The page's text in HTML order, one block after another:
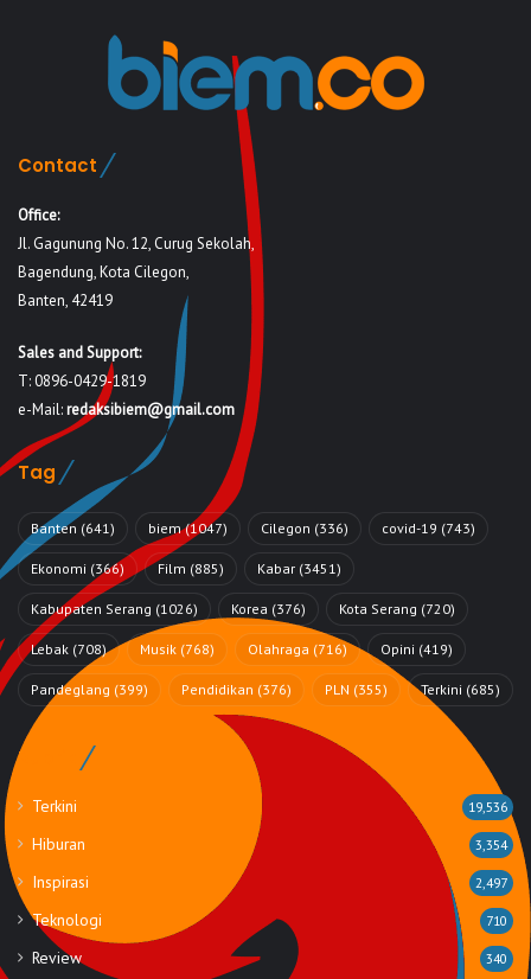
Contact
Office:
Jl. Gagunung No. 12, Curug Sekolah,
Bagendung, Kota Cilegon,
Banten, 42419
Sales and Support:
T: 0896-0429-1819
e-Mail:redaksibiem@gmail.com
Tag
Banten (641) biem(1047) Cilegon (336) covid-19 (743)
Ekonomi (366) Film (885) Kabar (3451)
Kabupaten Serang (1026) Korea (376) Kota Serang (720)
Lebak (708) Musik (768) Olahraga (716) Opini (419)
Pandeglang (399) Pendidikan (376) PLN (355) Terkini (685)
Rubrik
Terkini 19,536
Hiburan 3,354
Inspirasi 2,497
Teknologi 710
Review 340